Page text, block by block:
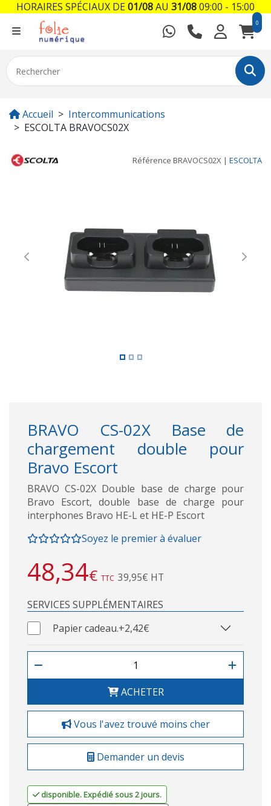
0
Accueil
Intercommunications
ESCOLTA BRAVOCS02X
Référence BRAVOCS02X | ESCOLTA
Previous Next
BRAVO CS-02X Base de
chargement double pour
Bravo Escort
BRAVO CS-02X Double base de charge pour
Bravo Escort, double base de charge pour
interphones Bravo HE-L et HE-P Escort
Soyez le premier à évaluer
48,34€ TTC 39,95€ HT
SERVICES SUPPLÉMENTAIRES
Papier cadeau.+2,42€
ACHETER
Vous l'avez trouvé moins cher
Demander un devis
disponible. Expédié sous 2 jours.
HORAIRES SPÉCIAUX DE01/08AU 31/0809:00 - 15:00